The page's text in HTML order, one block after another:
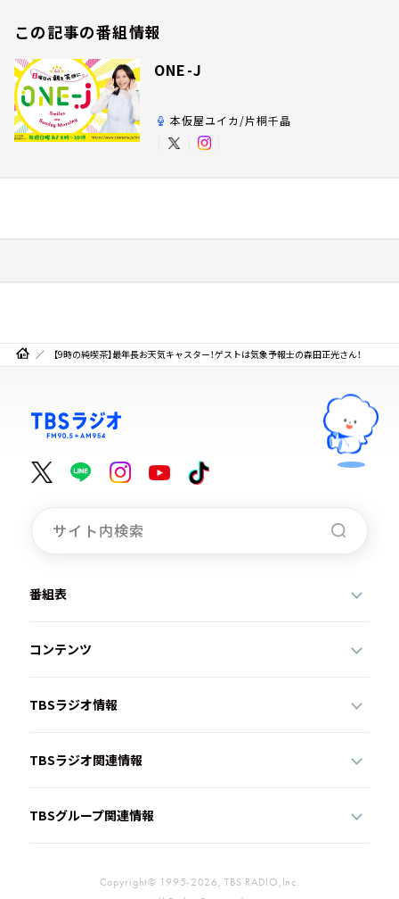
この記事の番組情報
ONE-J
本仮屋ユイカ/片桐千晶
【9時の純喫茶】最年長お天気キャスター！ゲストは気象予報士の森田正光さん！
番組表
コンテンツ
TBSラジオ情報
TBSラジオ関連情報
TBSグループ関連情報
Copyright© 1995-2026, TBS RADIO,Inc.